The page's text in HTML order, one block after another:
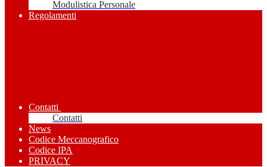
Modulistica Personale
Regolamenti
Contatti
Contatti
News
Codice Meccanografico
Codice IPA
PRIVACY